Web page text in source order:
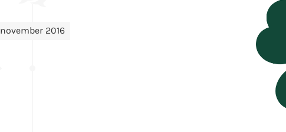
november 2016